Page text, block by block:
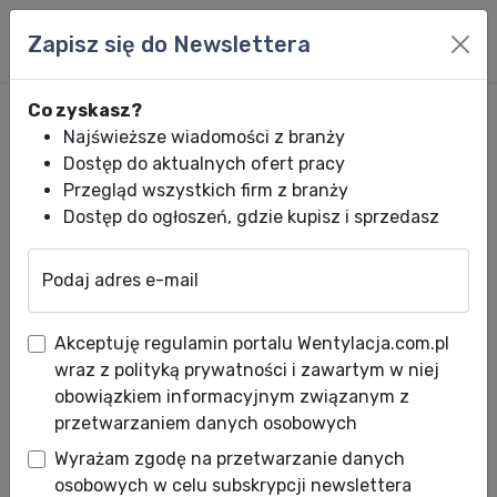
Projekt domu bez komina – nic
straconego. Dowiedz się, jak
zbudować komin!
Data publikacji: 08.08.2017
Zapisz się do Newslettera
Co zyskasz?
Najświeższe wiadomości z branży
Dostęp do aktualnych ofert pracy
Przegląd wszystkich firm z branży
Dostęp do ogłoszeń, gdzie kupisz i sprzedasz
Podaj adres e-mail
Akceptuję regulamin portalu Wentylacja.com.pl
wraz z polityką prywatności i zawartym w niej
obowiązkiem informacyjnym związanym z
przetwarzaniem danych osobowych
Wyrażam zgodę na przetwarzanie danych
osobowych w celu subskrypcji newslettera